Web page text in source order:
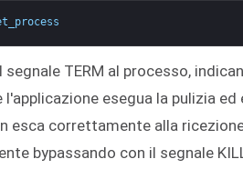
TERM al processo,
esegua la pulizia
esca correttamente alla
bypassando con il segnale